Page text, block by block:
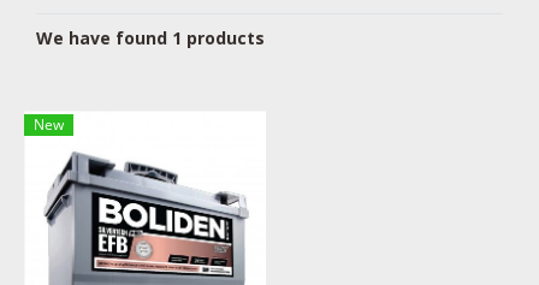
We have found 1 products
New